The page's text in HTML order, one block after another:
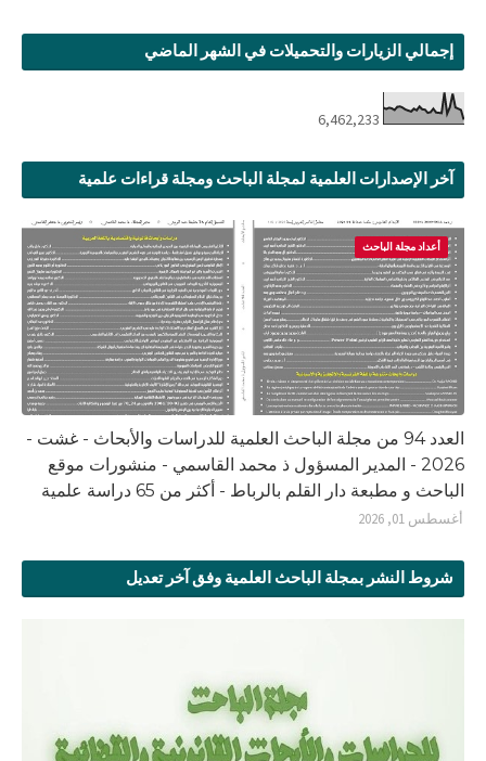
إجمالي الزيارات والتحميلات في الشهر الماضي
6,462,233
آخر الإصدارات العلمية لمجلة الباحث ومجلة قراءات علمية
أعداد مجلة الباحث
العدد 94 من مجلة الباحث العلمية للدراسات والأبحاث - غشت -
2026 - المدير المسؤول ذ محمد القاسمي - منشورات موقع
الباحث و مطبعة دار القلم بالرباط - أكثر من 65 دراسة علمية
أغسطس 01, 2026
شروط النشر بمجلة الباحث العلمية وفق آخر تعديل